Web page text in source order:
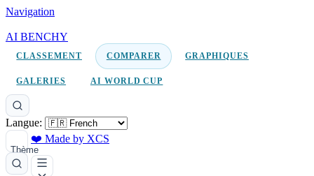
Navigation
AI BENCHY
CLASSEMENT COMPARER GRAPHIQUES
GALERIES AI WORLD CUP
Langue:
Thème
❤️ Made by XCS